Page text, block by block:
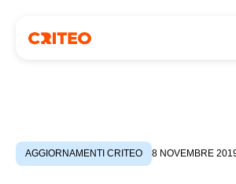
AGGIORNAMENTI CRITEO 8 NOVEMBRE